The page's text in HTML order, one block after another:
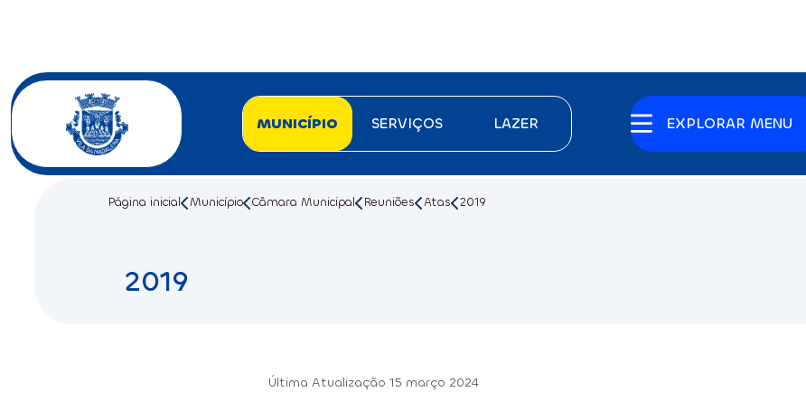
MUNICÍPIO SERVIÇOS LAZER EXPLORAR MENU
Página inicial Município Câmara Municipal Reuniões Atas 2019
2019
Última Atualização 15 março 2024